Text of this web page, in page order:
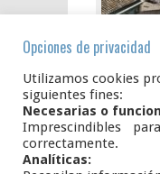
Opciones de privacidad
Utilizamos cookies
siguientes fines:
Necesarias o
Imprescindibles
correctamente.
Analíticas: